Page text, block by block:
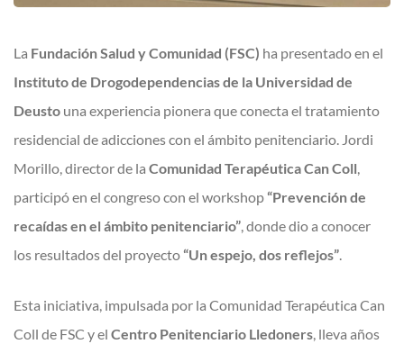
La Fundación Salud y Comunidad (FSC) ha presentado en el
Instituto de Drogodependencias de la Universidad de
Deusto una experiencia pionera que conecta el tratamiento
residencial de adicciones con el ámbito penitenciario. Jordi
Morillo, director de la Comunidad Terapéutica Can Coll,
participó en el congreso con el workshop“Prevención de
recaídas en el ámbito penitenciario”, donde dio a conocer
los resultados del proyecto“Un espejo, dos reflejos”.
Esta iniciativa, impulsada por la Comunidad Terapéutica Can
Coll de FSC y el Centro Penitenciario Lledoners, lleva años